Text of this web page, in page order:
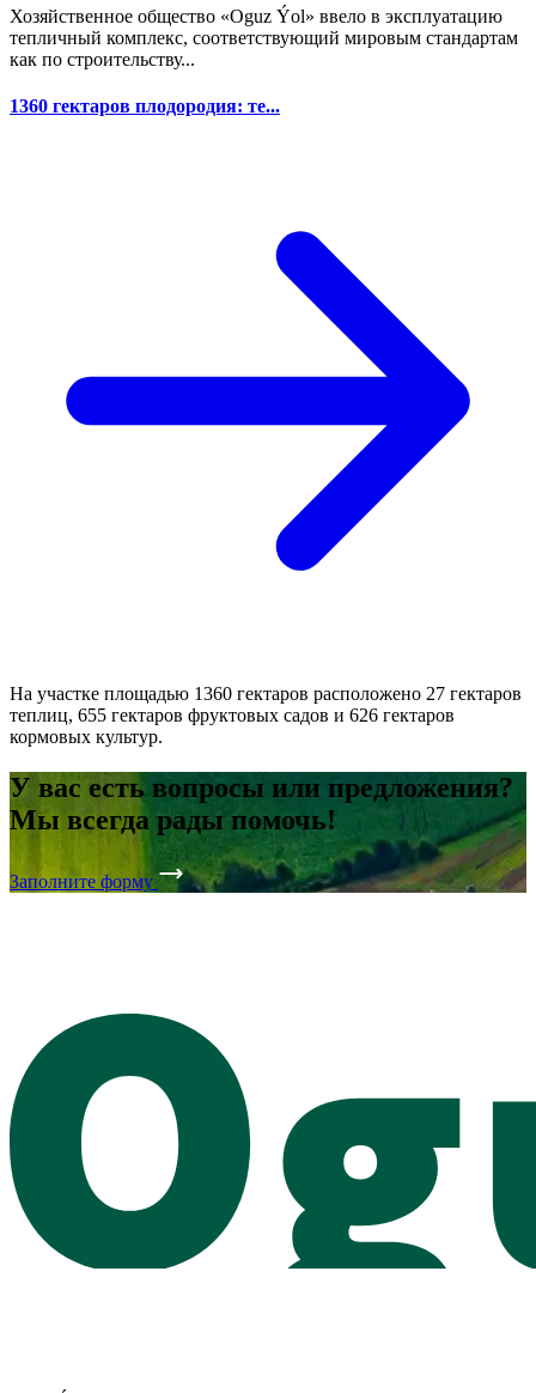
Хозяйственное общество «Oguz Ýol» ввело в эксплуатацию
тепличный комплекс, соответствующий мировым стандартам
как по строительству...
1360 гектаров плодородия: те...
На участке площадью 1360 гектаров расположено 27 гектаров
теплиц, 655 гектаров фруктовых садов и 626 гектаров
кормовых культур.
У вас есть вопросы или предложения?
Мы всегда рады помочь!
Заполните форму